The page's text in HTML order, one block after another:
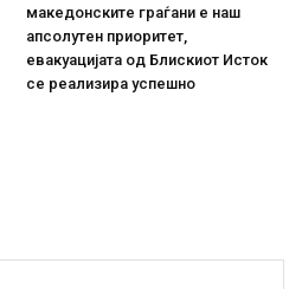
македонските граѓани е наш
апсолутен приоритет,
евакуацијата од Блискиот Исток
се реализира успешно